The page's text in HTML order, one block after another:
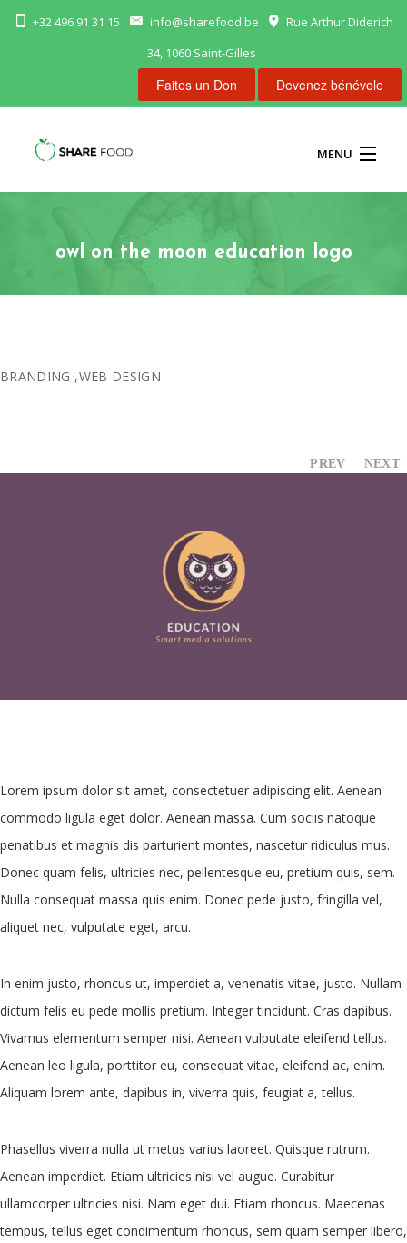
+32 496 91 31 15 info@sharefood.be
Rue Arthur Diderich
34, 1060 Saint-Gilles
Faites un Don Devenez bénévole
MENU
owl on the moon education logo
BRANDING ,WEB DESIGN
PREV NEXT
Lorem ipsum dolor sit amet, consectetuer adipiscing elit. Aenean
commodo ligula eget dolor. Aenean massa. Cum sociis natoque
penatibus et magnis dis parturient montes, nascetur ridiculus mus.
Donec quam felis, ultricies nec, pellentesque eu, pretium quis, sem.
Nulla consequat massa quis enim. Donec pede justo, fringilla vel,
aliquet nec, vulputate eget, arcu.
In enim justo, rhoncus ut, imperdiet a, venenatis vitae, justo. Nullam
dictum felis eu pede mollis pretium. Integer tincidunt. Cras dapibus.
Vivamus elementum semper nisi. Aenean vulputate eleifend tellus.
Aenean leo ligula, porttitor eu, consequat vitae, eleifend ac, enim.
Aliquam lorem ante, dapibus in, viverra quis, feugiat a, tellus.
Phasellus viverra nulla ut metus varius laoreet. Quisque rutrum.
Aenean imperdiet. Etiam ultricies nisi vel augue. Curabitur
ullamcorper ultricies nisi. Nam eget dui. Etiam rhoncus. Maecenas
tempus, tellus eget condimentum rhoncus, sem quam semper libero,